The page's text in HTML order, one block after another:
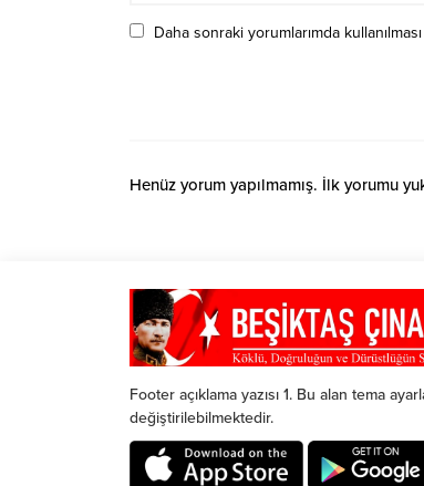
Daha sonraki yorumlarımda
Henüz yorum yapılmamış. İlk yorumu
Footer açıklama yazısı 1. Bu alan tema
değiştirilebilmektedir.